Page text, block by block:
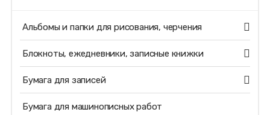
Альбомы и папки для рисования, черчения
Блокноты, ежедневники, записные книжки
Бумага для записей
Бумага для машинописных работ